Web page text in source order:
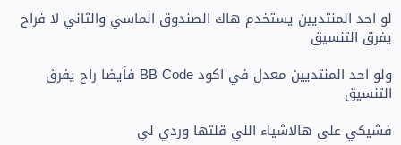
لو احد المنتديين يستخدم هاك الصندوق الماسي والثاني لا فراح
يفرق التنسيق
ولو احد المنتديين معدل في اكود BB Code فأيضا راح يفرق
التنسيق
فشيكي على هالاشياء اللي قلتها وردي لي